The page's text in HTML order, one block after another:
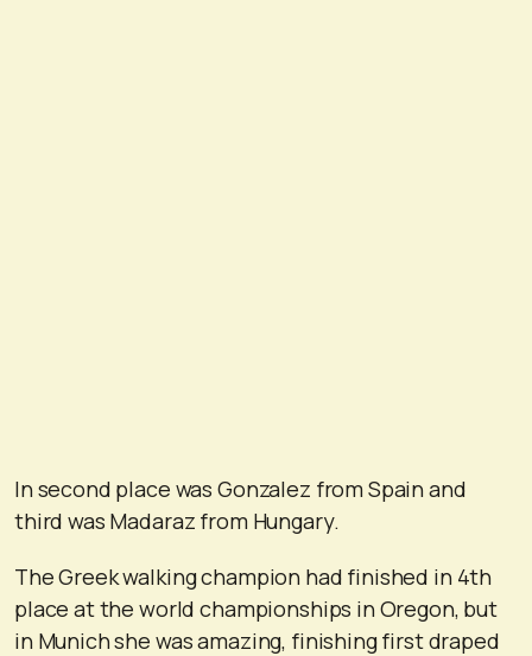
In second place was Gonzalez from Spain and
third was Madaraz from Hungary.
The Greek walking champion had finished in 4th
place at the world championships in Oregon, but
in Munich she was amazing, finishing first draped